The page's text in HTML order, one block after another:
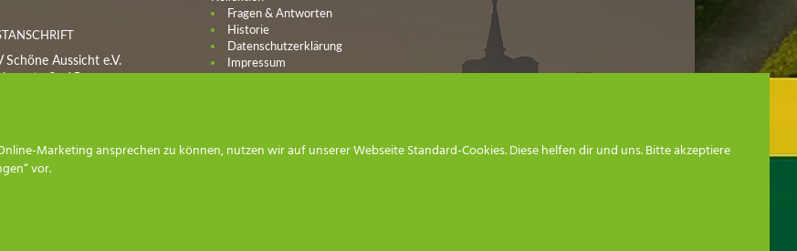
Schöne Aussicht e.V.
15
kontakt@kgv-schoene-
kassel.de
Fragen & Antworten
Historie
Datenschutzerklärung
Impressum
Warteliste
Fachberatung und Neuigkeiten
Marketing ansprechen zu können, nutzen wir auf unserer Webseite Standard-Cookies. Diese helfen dir und uns. Bitte akzeptiere
vor.